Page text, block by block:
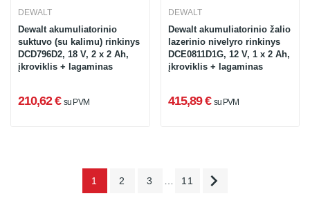
DEWALT
Dewalt akumuliatorinio
suktuvo (su kalimu) rinkinys
DCD796D2, 18 V, 2 x 2 Ah,
įkroviklis + lagaminas
210,62 € su PVM
DEWALT
Dewalt akumuliatorinio žalio
lazerinio nivelyro rinkinys
DCE0811D1G, 12 V, 1 x 2 Ah,
įkroviklis + lagaminas
415,89 € su PVM
1 2 3 11 